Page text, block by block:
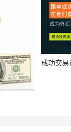
成功交易